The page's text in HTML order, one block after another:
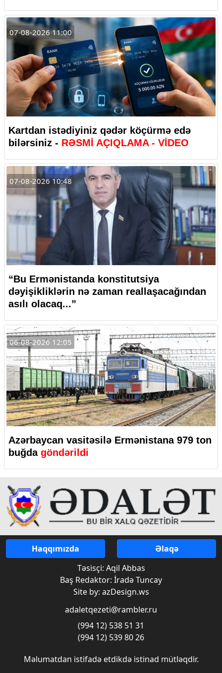
07-08-2026 11:00
Kartdan istədiyiniz qədər köçürmə edə
bilərsiniz - RƏSMİ AÇIQLAMA - VİDEO
07-08-2026 10:48
“Bu Ermənistanda konstitutsiya
dəyişikliklərin nə zaman reallaşacağından
asılı olacaq...”
06-08-2026 12:05
Azərbaycan vasitəsilə Ermənistana 979 ton
buğda göndərildi
Haqqımızda
Əlaqə
Təsisçi: Aqil Abbas
Baş Redaktor: İradə Tuncay
Site by: azDesign.ws
adaletqezeti@rambler.ru
(994 12) 538 51 31
(994 12) 539 80 26
Məlumatdan istifadə etdikdə istinad mütləqdir.